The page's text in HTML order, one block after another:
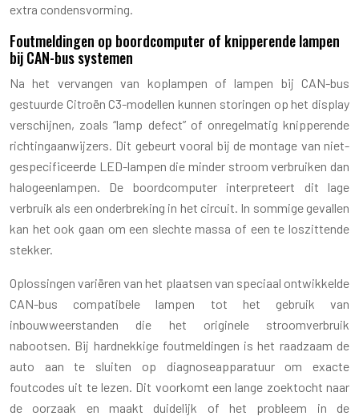
extra condensvorming.
Foutmeldingen op boordcomputer of knipperende lampen
bij CAN-bus systemen
Na het vervangen van koplampen of lampen bij CAN-bus
gestuurde Citroën C3-modellen kunnen storingen op het display
verschijnen, zoals “lamp defect” of onregelmatig knipperende
richtingaanwijzers. Dit gebeurt vooral bij de montage van niet-
gespecificeerde LED-lampen die minder stroom verbruiken dan
halogeenlampen. De boordcomputer interpreteert dit lage
verbruik als een onderbreking in het circuit. In sommige gevallen
kan het ook gaan om een slechte massa of een te loszittende
stekker.
Oplossingen variëren van het plaatsen van speciaal ontwikkelde
CAN-bus compatibele lampen tot het gebruik van
inbouwweerstanden die het originele stroomverbruik
nabootsen. Bij hardnekkige foutmeldingen is het raadzaam de
auto aan te sluiten op diagnoseapparatuur om exacte
foutcodes uit te lezen. Dit voorkomt een lange zoektocht naar
de oorzaak en maakt duidelijk of het probleem in de